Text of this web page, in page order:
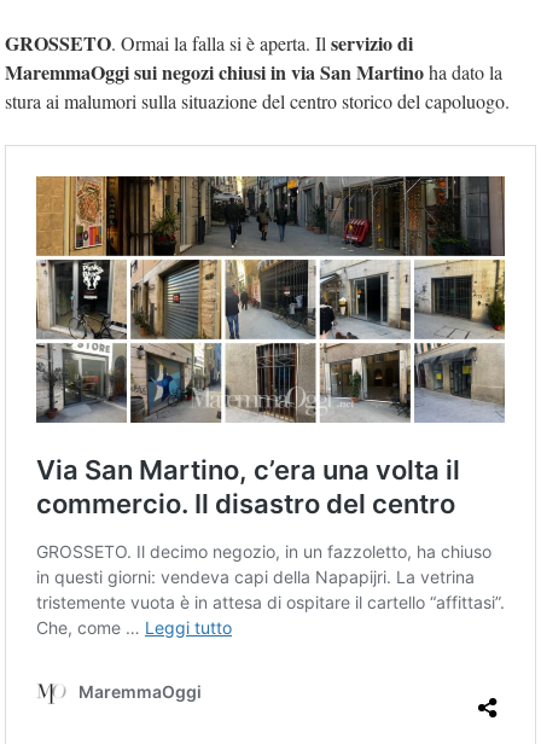
GROSSETO. Ormai la falla si è aperta. Il servizio di
MaremmaOggi sui negozi chiusi in via San Martinoha dato la
stura ai malumori sulla situazione del centro storico del capoluogo.